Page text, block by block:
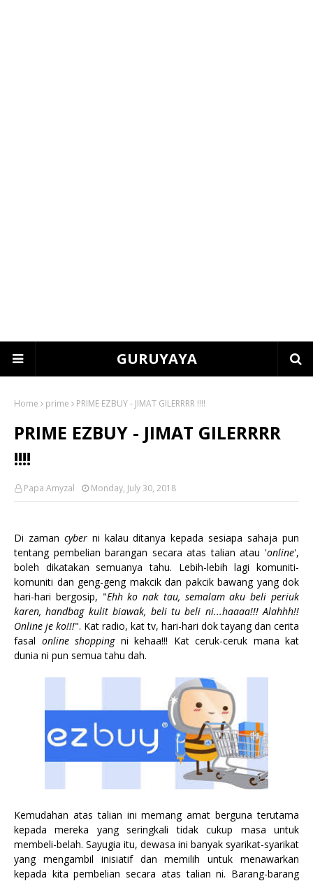
GURUYAYA
Home prime PRIME EZBUY - JIMAT GILERRRR !!!!
PRIME EZBUY - JIMAT GILERRRR
!!!!
Papa Amyzal Monday, July 30, 2018
Di zaman cyberni kalau ditanya kepada sesiapa sahaja pun
tentang pembelian barangan secara atas talian atau 'online',
boleh dikatakan semuanya tahu. Lebih-lebih lagi komuniti-
komuniti dan geng-geng makcik dan pakcik bawang yang dok
hari-hari bergosip, "Ehh ko nak tau, semalam aku beli periuk
karen, handbag kulit biawak, beli tu beli ni...haaaa!!! Alahhh!!
Online je ko!!!". Kat radio, kat tv, hari-hari dok tayang dan cerita
fasal online shoppingni kehaa!!! Kat ceruk-ceruk mana kat
dunia ni pun semua tahu dah.
Kemudahan atas talian ini memang amat berguna terutama
kepada mereka yang seringkali tidak cukup masa untuk
membeli-belah. Sayugia itu, dewasa ini banyak syarikat-syarikat
yang mengambil inisiatif dan memilih untuk menawarkan
kepada kita pembelian secara atas talian ni. Barang-barang